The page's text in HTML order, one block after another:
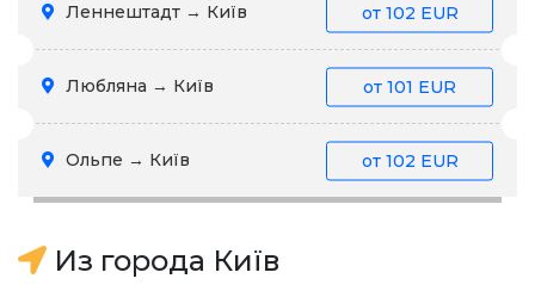
Леннештадт → Київ от 102 EUR
Любляна → Київ от 101 EUR
Ольпе → Київ от 102 EUR
Из города Київ